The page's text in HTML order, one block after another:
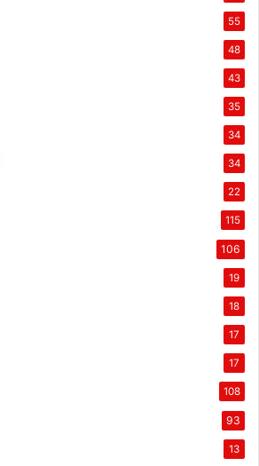
55
48
43
35
34
34
22
115
106
19
18
17
17
108
93
13